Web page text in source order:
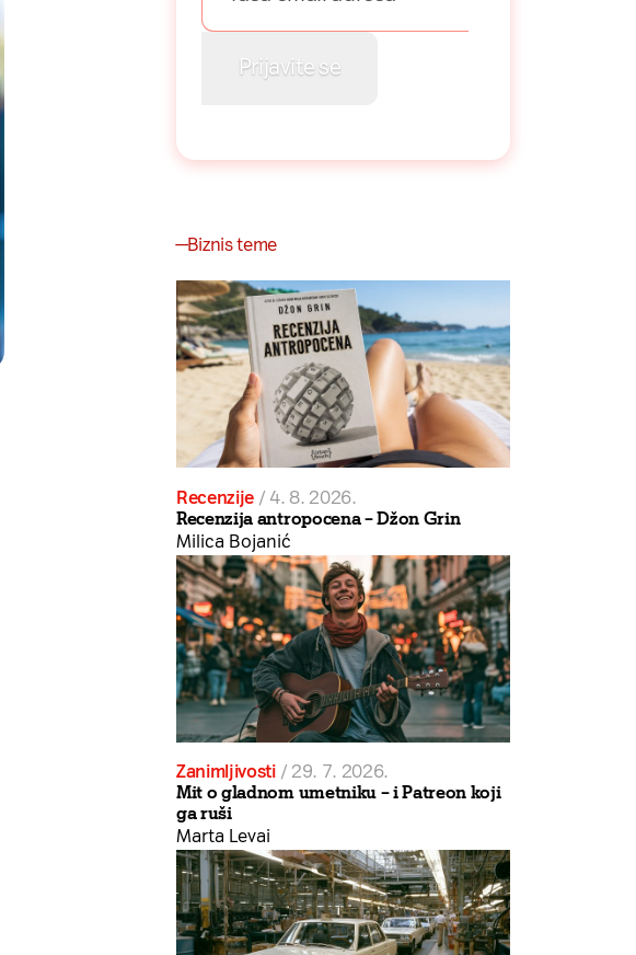
Biznis teme
Recenzije / 4. 8. 2026.
Recenzija antropocena – Džon Grin
Milica Bojanić
Zanimljivosti / 29. 7. 2026.
Mit o gladnom umetniku – i Patreon koji
ga ruši
Marta Levai